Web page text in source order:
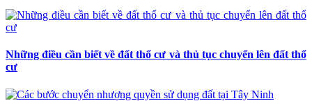
Những điều cần biết về đất thổ cư và thủ tục chuyển lên đất thổ
cư